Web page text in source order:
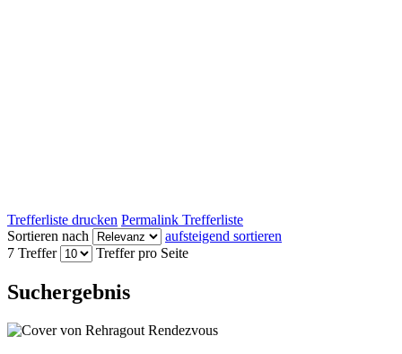
Trefferliste drucken Permalink Trefferliste
Sortieren nach
aufsteigend sortieren
7 Treffer
Treffer pro Seite
Suchergebnis